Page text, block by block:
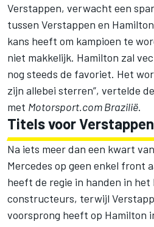
Verstappen, verwacht een
tussen Verstappen en
kans heeft om kampioen te
niet makkelijk. Hamilton zal
nog steeds de favoriet. Het
zijn allebei sterren”, vertelde
met Motorsport.com Brazilië.
Titels voor
Na iets meer dan een kwart
Mercedes op geen enkel front
heeft de regie in handen in het
constructeurs, terwijl
voorsprong heeft op Hamilton